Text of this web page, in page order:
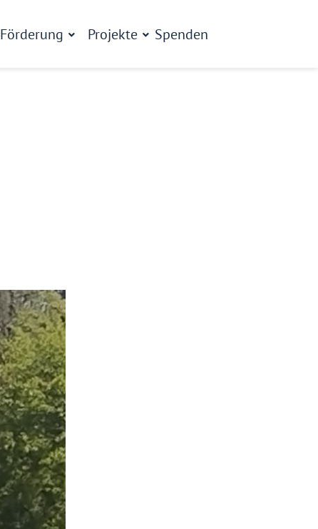
Förderung Projekte Spenden